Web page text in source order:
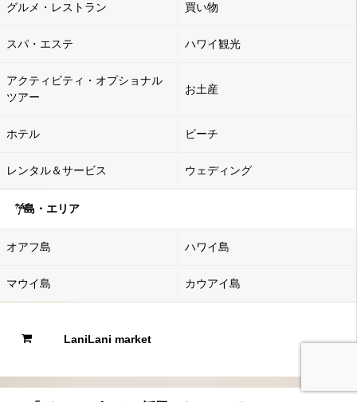
グルメ・レストラン 買い物
スパ・エステ ハワイ観光
アクティビティ・オプショナル
ツアー
お土産
ホテル ビーチ
レンタル＆サービス ウェディング
島・エリア
オアフ島 ハワイ島
マウイ島 カウアイ島
LaniLani market